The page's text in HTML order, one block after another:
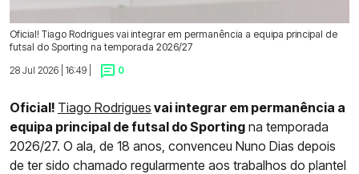
Oficial! Tiago Rodrigues vai integrar em permanência a equipa principal de
futsal do Sporting na temporada 2026/27
28 Jul 2026 | 16:49 |
0
Oficial! Tiago Rodrigues vai integrar em permanência a
equipa principal de futsal do Sporting na temporada
2026/27. O ala, de 18 anos, convenceu Nuno Dias depois
de ter sido chamado regularmente aos trabalhos do plantel